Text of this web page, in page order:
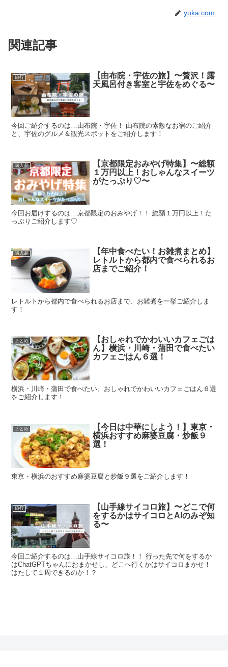
yuka.com
関連記事
旅行
【由布院・宇佐の旅】〜贅沢！露
天風呂付き客室と宇佐をめぐる〜
今回ご紹介するのは…由布院・宇佐！ 由布院の素敵なお宿のご紹介
と、宇佐のグルメ＆観光スポットをご紹介します！
購入品
【京都限定おみやげ特集】〜総額
１万円以上！おしゃんなスイーツ
がたっぷり♡〜
今回お届けするのは…京都限定のおみやげ！！ 総額１万円以上！た
っぷりご紹介します♡
購入品
【年中食べたい！お雑煮まとめ】
レトルトから都内で食べられるお
店までご紹介！
レトルトから都内で食べられるお店まで、お雑煮を一挙ご紹介しま
す！
まとめ
【おしゃれでかわいいカフェごは
ん】横浜・川崎・蒲田で食べたい
カフェごはん６選！
横浜・川崎・蒲田で食べたい、おしゃれでかわいいカフェごはん６選
をご紹介します！
まとめ
【今日は中華にしよう！】東京・
横浜おすすめ麻婆豆腐・炒飯９
選！
東京・横浜のおすすめ麻婆豆腐と炒飯９選をご紹介します！
旅行
【山手線サイコロ旅】〜どこで何
をするかはサイコロとAIのみぞ知
る〜
今回ご紹介するのは…山手線サイコロ旅！！ 行った先で何をするか
はChatGPTちゃんにおまかせし、どこへ行くかはサイコロまかせ！
はたして１周できるのか！？